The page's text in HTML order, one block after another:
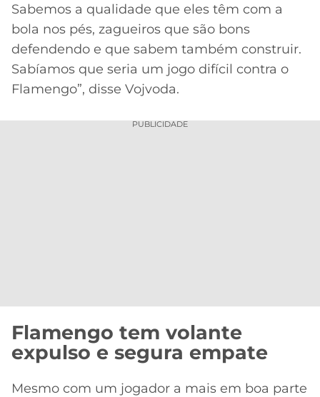
Sabemos a qualidade que eles têm com a
bola nos pés, zagueiros que são bons
defendendo e que sabem também construir.
Sabíamos que seria um jogo difícil contra o
Flamengo”, disse Vojvoda.
PUBLICIDADE
Flamengo tem volante
expulso e segura empate
Mesmo com um jogador a mais em boa parte